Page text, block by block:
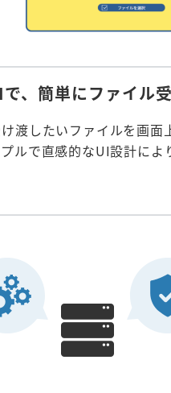
、簡単にファイル
渡したいファイルを画面
ルで直感的なUI設計によ